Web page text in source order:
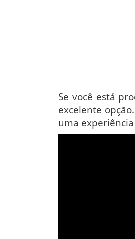
Se você está
excelente
uma